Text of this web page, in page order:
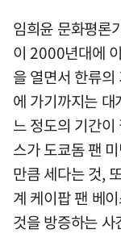
임희윤 문화평론
이 2000년대에
을 열면서 한류
에 가기까지는
느 정도의 기간
스가 도쿄돔 팬
만큼 세다는 것,
계 케이팝 팬 베
것을 방증하는